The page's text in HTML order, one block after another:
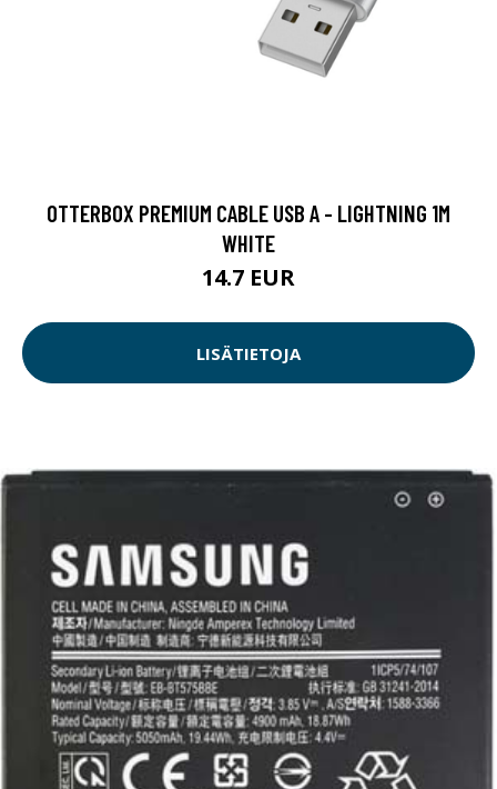
OTTERBOX PREMIUM CABLE USB A - LIGHTNING 1M
WHITE
14.7 EUR
LISÄTIETOJA